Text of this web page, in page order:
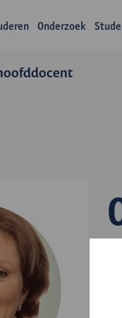
Onderzoek